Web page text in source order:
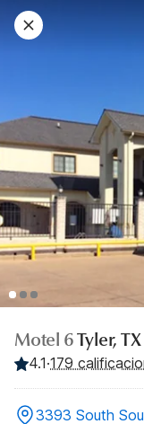
Motel 6Tyler, TX
4.1·179
3393 South